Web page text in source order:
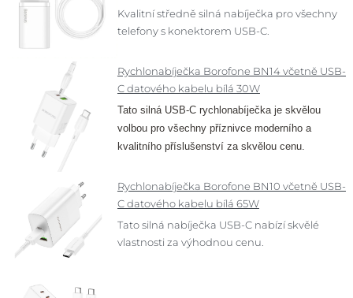
Kvalitní středně silná nabíječka pro všechny
telefony s konektorem USB-C.
Rychlonabíječka Borofone BN14 včetně USB-
C datového kabelu bílá 30W
Tato silná USB-C rychlonabíječka je skvělou
volbou pro všechny příznivce moderního a
kvalitníhopříslušenství za skvělou cenu.
Rychlonabíječka Borofone BN10 včetně USB-
C datového kabelu bílá 65W
Tato silná nabíječka USB-C nabízí skvělé
vlastnosti za výhodnou cenu.